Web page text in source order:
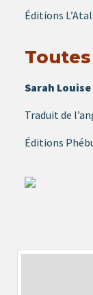
Éditions
Sarah
Traduit de
Éditions